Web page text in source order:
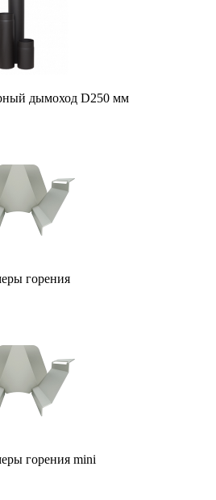
дымоход D250 мм
горения
горения mini